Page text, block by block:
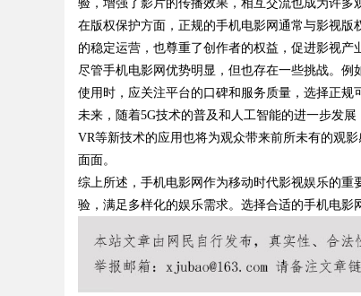
!
Bo
验，增强了影片的传播效果，相互交流也成为许多
在版权保护方面，正规的手机电影网通常与影视
的稳定运营，也尊重了创作者的权益，促进影视产
尽管手机电影网优势明显，但也存在一些挑战。
使用时，应关注平台的口碑和服务质量，选择正规
未来，随着5G技术的普及和人工智能的进一步发
VR等新技术的应用也将为观众带来前所未有的观
面面。
综上所述，手机电影网作为移动时代影视娱乐的
验，满足多样化的娱乐需求。选择合适的手机电影